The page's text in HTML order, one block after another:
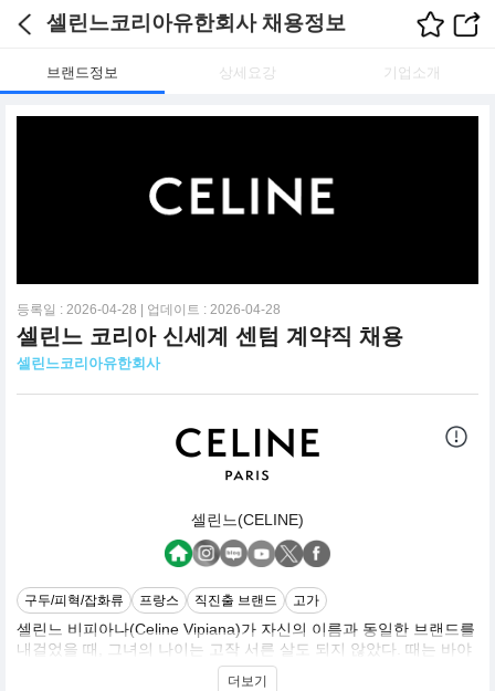
셀린느코리아유한회사 채용정보
브랜드정보 상세요강 기업소개
등록일 : 2026-04-28 | 업데이트 : 2026-04-28
셀린느 코리아 신세계 센텀 계약직 채용
셀린느코리아유한회사
셀린느(CELINE)
구두/피혁/잡화류 프랑스 직진출 브랜드 고가
셀린느 비피아나(Celine Vipiana)가 자신의 이름과 동일한 브랜드를
내걸었을 때, 그녀의 나이는 고작 서른 살도 되지 않았다. 때는 바야
흐로 1945년, 제 2차 세계대전이 막 종전한 시점이었다.
더보기